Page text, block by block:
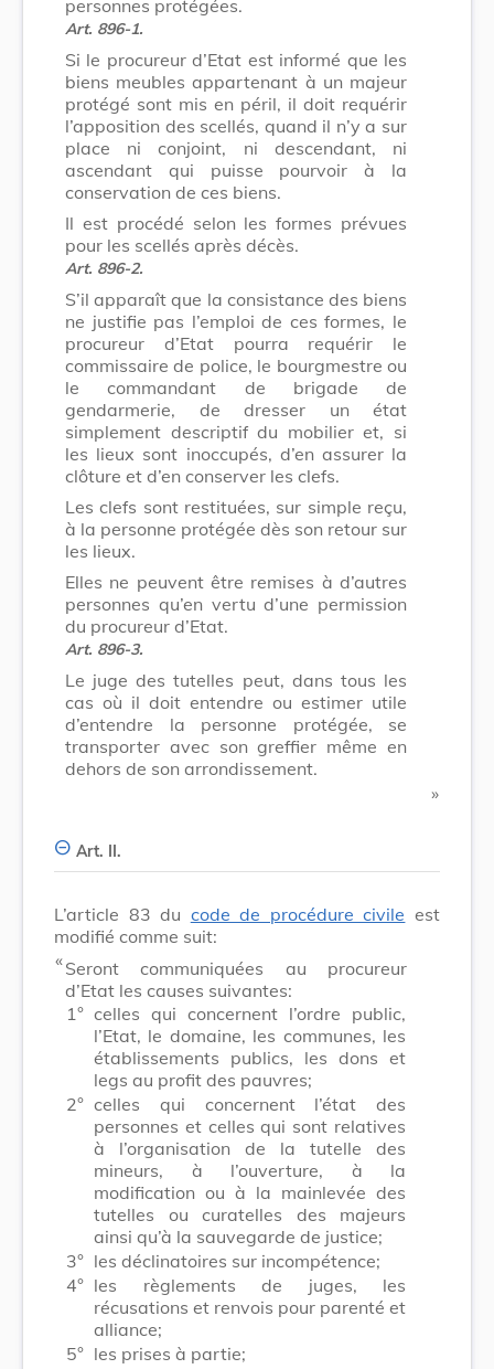
personnes protégées.
Art. 896-1.
Si le procureur d’Etat est informé que les
biens meubles appartenant à un majeur
protégé sont mis en péril, il doit requérir
l’apposition des scellés, quand il n’y a sur
place ni conjoint, ni descendant, ni
ascendant qui puisse pourvoir à la
conservation de ces biens.
Il est procédé selon les formes prévues
pour les scellés après décès.
Art. 896-2.
S’il apparaît que la consistance des biens
ne justifie pas l’emploi de ces formes, le
procureur d’Etat pourra requérir le
commissaire de police, le bourgmestre ou
le commandant de brigade de
gendarmerie, de dresser un état
simplement descriptif du mobilier et, si
les lieux sont inoccupés, d’en assurer la
clôture et d’en conserver les clefs.
Les clefs sont restituées, sur simple reçu,
à la personne protégée dès son retour sur
les lieux.
Elles ne peuvent être remises à d’autres
personnes qu’en vertu d’une permission
du procureur d’Etat.
Art. 896-3.
Le juge des tutelles peut, dans tous les
cas où il doit entendre ou estimer utile
d’entendre la personne protégée, se
transporter avec son greffier même en
dehors de son arrondissement.
​ »
Art. II.
L’article 83 du code de procédure civile est
modifié comme suit:
​ «Seront communiquées au procureur
d’Etat les causes suivantes:
1° celles qui concernent l’ordre public,
l’Etat, le domaine, les communes, les
établissements publics, les dons et
legs au profit des pauvres;
2° celles qui concernent l’état des
personnes et celles qui sont relatives
à l’organisation de la tutelle des
mineurs, à l’ouverture, à la
modification ou à la mainlevée des
tutelles ou curatelles des majeurs
ainsi qu’à la sauvegarde de justice;
3° les déclinatoires sur incompétence;
4° les règlements de juges, les
récusations et renvois pour parenté et
alliance;
5° les prises à partie;